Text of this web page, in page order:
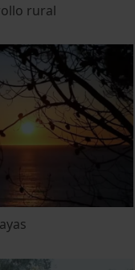
rural